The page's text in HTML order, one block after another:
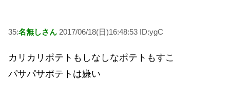
35:名無しさん 2017/06/18(日)16:48:53 ID:ygC
カリカリポテトもしなしなポテトもすこ
パサパサポテトは嫌い